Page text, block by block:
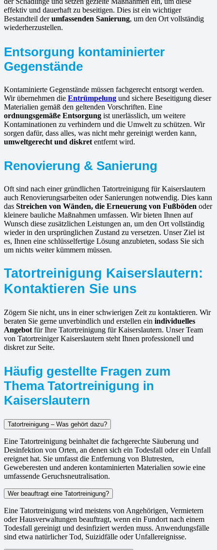
effektiv und dauerhaft zu beseitigen. Dies ist ein wichtiger
Bestandteil derumfassenden Sanierung, um den Ort vollständig
wiederherzustellen.
Entsorgung kontaminierter
Gegenstände
Kontaminierte Gegenstände müssen fachgerecht entsorgt werden.
Wir übernehmen die Entrümpelung und sichere Beseitigung dieser
Materialien gemäß den geltenden Vorschriften. Eine
ordnungsgemäße Entsorgung ist unerlässlich, um weitere
Kontaminationen zu verhindern und die Umwelt zu schützen. Wir
sorgen dafür, dass alles, was nicht mehr gereinigt werden kann,
umweltgerecht und diskret entfernt wird.
Renovierung & Sanierung
Oft sind nach einer gründlichen Tatortreinigung für Kaiserslautern
auch Renovierungsarbeiten oder Sanierungen notwendig. Dies kann
das Streichen von Wänden, die Erneuerung von Fußböden oder
kleinere bauliche Maßnahmen umfassen. Wir bieten Ihnen auf
Wunsch diese zusätzlichen Leistungen an, um den Ort vollständig
wieder in den ursprünglichen Zustand zu versetzen. Unser Ziel ist
es, Ihnen eine schlüsselfertige Lösung anzubieten, sodass Sie sich
um nichts weiter kümmern müssen.
Tatortreinigung Kaiserslautern:
Kontaktieren Sie uns
Zögern Sie nicht, uns in einer schwierigen Zeit zu kontaktieren. Wir
beraten Sie gerne unverbindlich und erstellen ein individuelles
Angebot für Ihre Tatortreinigung für Kaiserslautern. Unser Team
von Tatortreiniger Kaiserslautern steht Ihnen professionell und
diskret zur Seite.
Häufig gestellte Fragen zum
Thema Tatortreinigung in
Kaiserslautern
Tatortreinigung – Was gehört dazu?
Eine Tatortreinigung beinhaltet die fachgerechte Säuberung und
Desinfektion von Orten, an denen sich ein Todesfall oder ein Unfall
ereignet hat. Sie umfasst die Entfernung von Blutresten,
Geweberesten und anderen kontaminierten Materialien sowie eine
umfassende Geruchsneutralisation.
Wer beauftragt eine Tatortreinigung?
Eine Tatortreinigung wird meistens von Angehörigen, Vermietern
oder Hausverwaltungen beauftragt, wenn ein Fundort nach einem
Todesfall gereinigt und desinfiziert werden muss. Anwendungsfälle
sind etwa natürlicher Tod, Suizidfälle oder Unfallereignisse.